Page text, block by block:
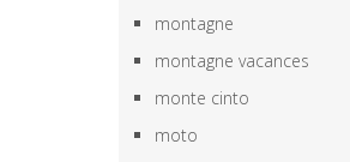
montagne
montagne vacances
monte cinto
moto